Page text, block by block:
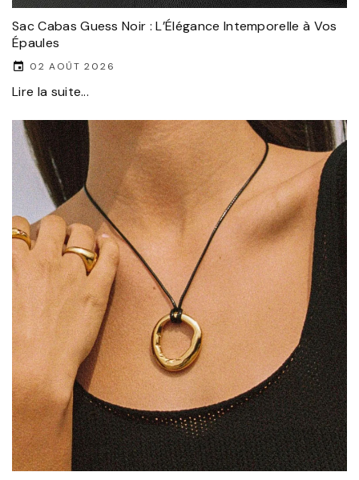
Sac Cabas Guess Noir : L’Élégance Intemporelle à Vos
Épaules
02 AOÛT 2026
Lire la suite...